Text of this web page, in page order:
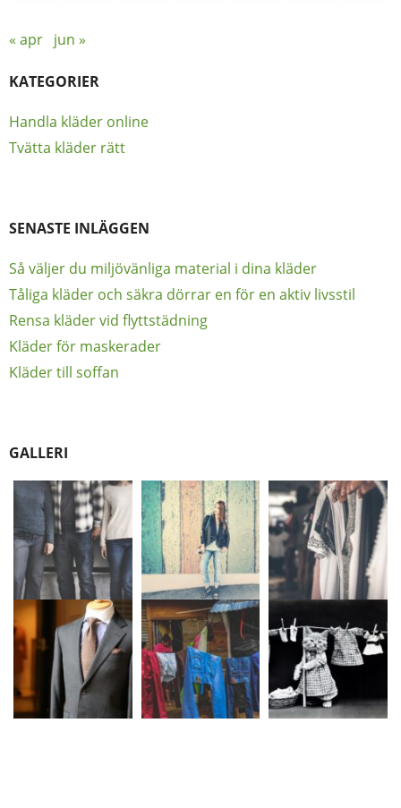
« apr jun »
KATEGORIER
Handla kläder online
Tvätta kläder rätt
SENASTE INLÄGGEN
Så väljer du miljövänliga material i dina kläder
Tåliga kläder och säkra dörrar en för en aktiv livsstil
Rensa kläder vid flyttstädning
Kläder för maskerader
Kläder till soffan
GALLERI